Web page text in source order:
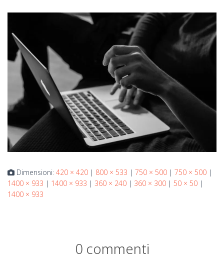
Dimensioni: 420 × 420 | 800 × 533 | 750 × 500 | 750 × 500 |
1400 × 933 | 1400 × 933 | 360 × 240 | 360 × 300 | 50 × 50 |
1400 × 933
0 commenti